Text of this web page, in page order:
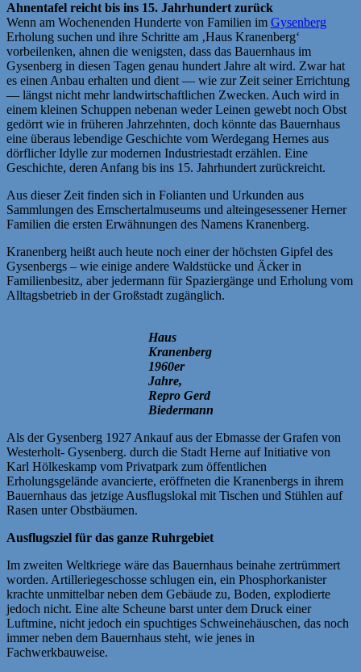
Ahnentafel reicht bis ins 15. Jahrhundert zurück
Wenn am Wochenenden Hunderte von Familien im Gysenberg
Erholung suchen und ihre Schritte am ‚Haus Kranenberg‘
vorbeilenken, ahnen die wenigsten, dass das Bauernhaus im
Gysenberg in diesen Tagen genau hundert Jahre alt wird. Zwar hat
es einen Anbau erhalten und dient — wie zur Zeit seiner Errichtung
— längst nicht mehr landwirtschaftlichen Zwecken. Auch wird in
einem kleinen Schuppen nebenan weder Leinen gewebt noch Obst
gedörrt wie in früheren Jahrzehnten, doch könnte das Bauernhaus
eine überaus lebendige Geschichte vom Werdegang Hernes aus
dörflicher Idylle zur modernen Industriestadt erzählen. Eine
Geschichte, deren Anfang bis ins 15. Jahrhundert zurückreicht.
Aus dieser Zeit finden sich in Folianten und Urkunden aus
Sammlungen des Emschertalmuseums und alteingesessener Herner
Familien die ersten Erwähnungen des Namens Kranenberg.
Kranenberg heißt auch heute noch einer der höchsten Gipfel des
Gysenbergs – wie einige andere Waldstücke und Äcker in
Familienbesitz, aber jedermann für Spaziergänge und Erholung vom
Alltagsbetrieb in der Großstadt zugänglich.
Haus
Kranenberg
1960er
Jahre,
Repro Gerd
Biedermann
Als der Gysenberg 1927 Ankauf aus der Ebmasse der Grafen von
Westerholt- Gysenberg. durch die Stadt Herne auf Initiative von
Karl Hölkeskamp vom Privatpark zum öffentlichen
Erholungsgelände avancierte, eröffneten die Kranenbergs in ihrem
Bauernhaus das jetzige Ausflugslokal mit Tischen und Stühlen auf
Rasen unter Obstbäumen.
Ausflugsziel für das ganze Ruhrgebiet
Im zweiten Weltkriege wäre das Bauernhaus beinahe zertrümmert
worden. Artilleriegeschosse schlugen ein, ein Phosphorkanister
krachte unmittelbar neben dem Gebäude zu, Boden, explodierte
jedoch nicht. Eine alte Scheune barst unter dem Druck einer
Luftmine, nicht jedoch ein spuchtiges Schweinehäuschen, das noch
immer neben dem Bauernhaus steht, wie jenes in
Fachwerkbauweise.